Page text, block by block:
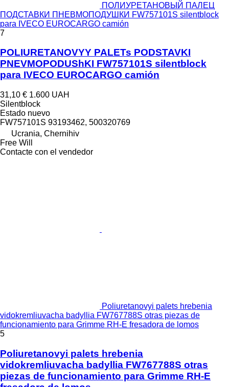
ПОЛИУРЕТАНОВЫЙ ПАЛЕЦ
ПОДСТАВКИ ПНЕВМОПОДУШКИ FW757101S silentblock
para IVECO EUROCARGO camión
7
POLIURETANOVYY PALETs PODSTAVKI
PNEVMOPODUShKI FW757101S silentblock
para IVECO EUROCARGO camión
31,10 € 1.600 UAH
Silentblock
Estado nuevo
FW757101S 93193462, 500320769
Ucrania, Chernihiv
Free Will
Contacte con el vendedor
Poliuretanovyi palets hrebenia
vidokremliuvacha badyllia FW767788S otras piezas de
funcionamiento para Grimme RH-E fresadora de lomos
5
Poliuretanovyi palets hrebenia
vidokremliuvacha badyllia FW767788S otras
piezas de funcionamiento para Grimme RH-E